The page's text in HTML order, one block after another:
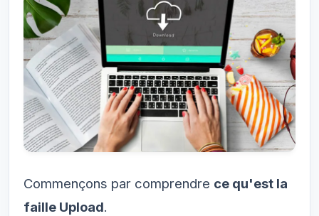
Commençons par comprendre ce qu'est la
faille Upload.